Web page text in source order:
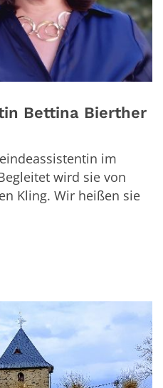
Bettina Bierther
im
wird sie von
Kling. Wir heißen sie